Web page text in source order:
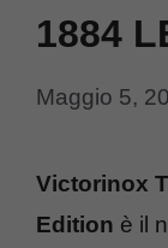
1884
Maggio 5,
Victorinox
Edition è il